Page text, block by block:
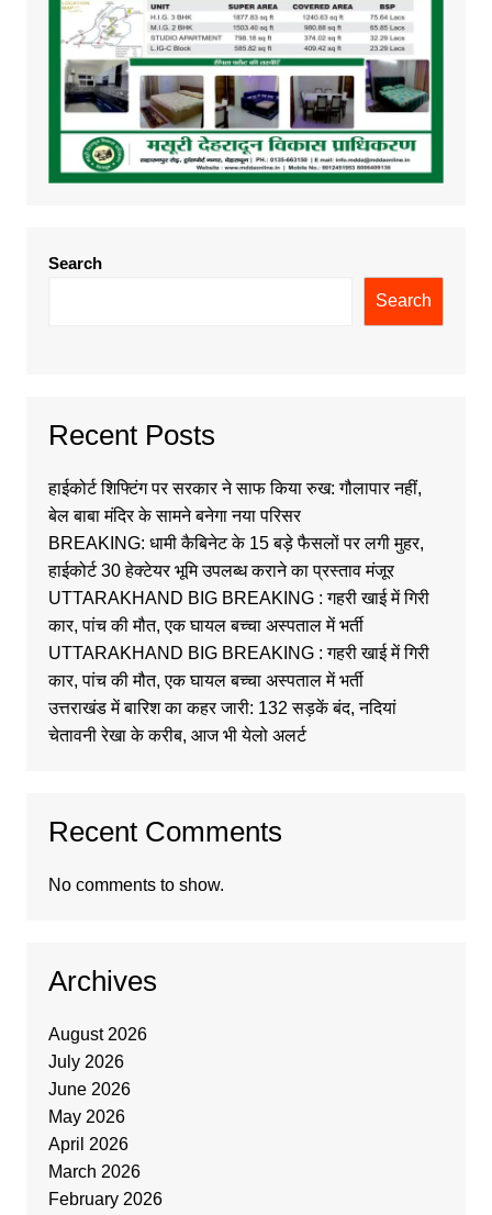
Search
Search
Recent Posts
हाईकोर्ट शिफ्टिंग पर सरकार ने साफ किया रुख: गौलापार नहीं,
बेल बाबा मंदिर के सामने बनेगा नया परिसर
BREAKING: धामी कैबिनेट के 15 बड़े फैसलों पर लगी मुहर,
हाईकोर्ट 30 हेक्टेयर भूमि उपलब्ध कराने का प्रस्ताव मंजूर
UTTARAKHAND BIG BREAKING : गहरी खाई में गिरी
कार, पांच की मौत, एक घायल बच्चा अस्पताल में भर्ती
UTTARAKHAND BIG BREAKING : गहरी खाई में गिरी
कार, पांच की मौत, एक घायल बच्चा अस्पताल में भर्ती
उत्तराखंड में बारिश का कहर जारी: 132 सड़कें बंद, नदियां
चेतावनी रेखा के करीब, आज भी येलो अलर्ट
Recent Comments
No comments to show.
Archives
August 2026
July 2026
June 2026
May 2026
April 2026
March 2026
February 2026